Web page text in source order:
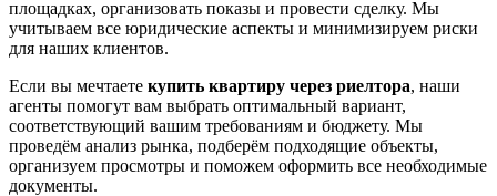
площадках, организовать показы и провести сделку. Мы
учитываем все юридические аспекты и минимизируем риски
для наших клиентов.
Если вы мечтаете купить квартиру через риелтора, наши
агенты помогут вам выбрать оптимальный вариант,
соответствующий вашим требованиям и бюджету. Мы
проведём анализ рынка, подберём подходящие объекты,
организуем просмотры и поможем оформить все необходимые
документы.